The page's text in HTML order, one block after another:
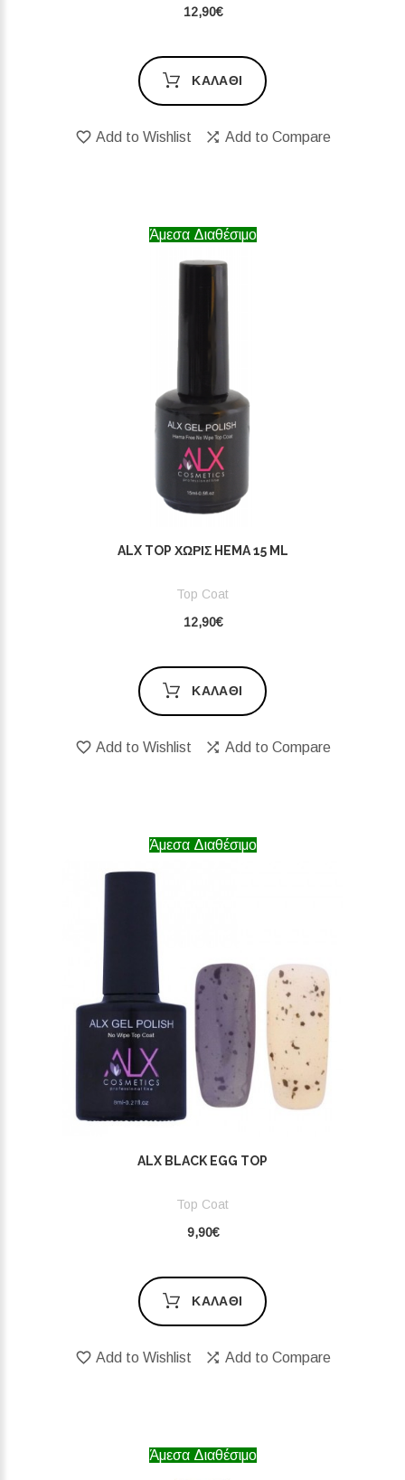
12,90€
ΚΑΛΆΘΙ
Add to Wishlist Add to Compare
Άμεσα Διαθέσιμο
ALX TOP ΧΩΡΊΣ HEMA 15 ML
Top Coat
12,90€
ΚΑΛΆΘΙ
Add to Wishlist Add to Compare
Άμεσα Διαθέσιμο
ALX BLACK EGG TOP
Top Coat
9,90€
ΚΑΛΆΘΙ
Add to Wishlist Add to Compare
Άμεσα Διαθέσιμο